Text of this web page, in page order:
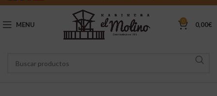
MENU 0 0,00€